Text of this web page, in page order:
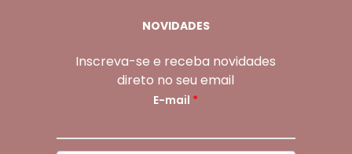
NOVIDADES
Inscreva-se e receba novidades
direto no seu email
E-mail *